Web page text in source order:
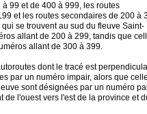
99 et de 400 à 999, les routes
et les routes secondaires de 200 à
se trouvent au sud du fleuve Saint-
allant de 200 à 299, tandis que
allant de 300 à 399.
dont le tracé est
par un numéro impair, alors que
sont désignées par un numéro
de l'ouest vers l'est de la province et